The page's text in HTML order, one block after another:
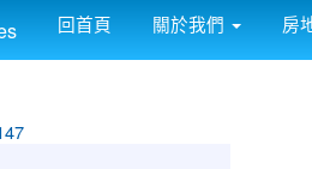
回首頁 關於我們 房